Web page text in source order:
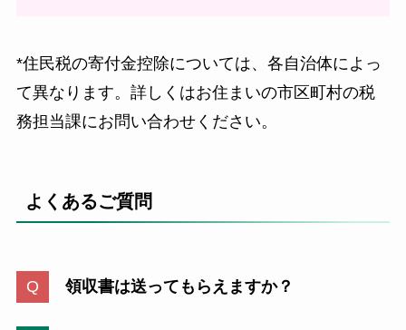
*住民税の寄付金控除については、各自治体によっ
て異なります。詳しくはお住まいの市区町村の税
務担当課にお問い合わせください。
よくあるご質問
領収書は送ってもらえますか？